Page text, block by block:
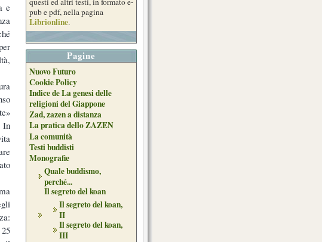
e
In
pub e pdf, nella pagina
Librionline.
Pagine
Nuovo Futuro
Cookie Policy
Indice de La genesi delle
religioni del Giappone
Zad, zazen a distanza
La pratica dello ZAZEN
La comunità
Testi buddisti
Monografie
Quale buddismo,
perché...
Il segreto del koan
Il segreto del koan,
II
Il segreto del koan,
III